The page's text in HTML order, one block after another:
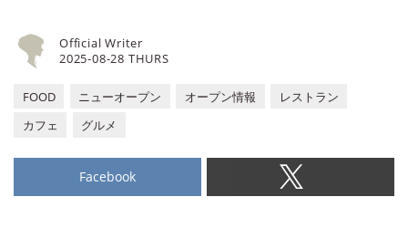
2025-08-28 THURS
Official Writer
FOOD ニューオープン オープン情報
レストラン
カフェ
グルメ
Facebook